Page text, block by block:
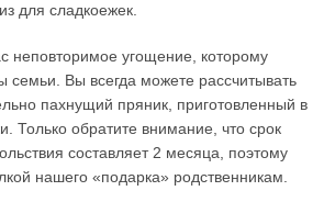
для сладкоежек.
неповторимое угощение, которому
семьи. Вы всегда можете рассчитывать
пахнущий пряник, приготовленный в
Только обратите внимание, что срок
составляет 2 месяца, поэтому
нашего «подарка» родственникам.